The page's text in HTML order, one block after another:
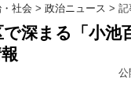
社会 政治ニュース 記
深まる「小
公